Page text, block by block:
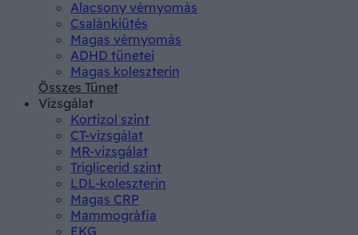
Alacsony vérnyomás
Csalánkiütés
Magas vérnyomás
ADHD tünetei
Magas koleszterin
Összes Tünet
Vizsgálat
Kortizol szint
CT-vizsgálat
MR-vizsgálat
Triglicerid szint
LDL-koleszterin
Magas CRP
Mammográfia
EKG